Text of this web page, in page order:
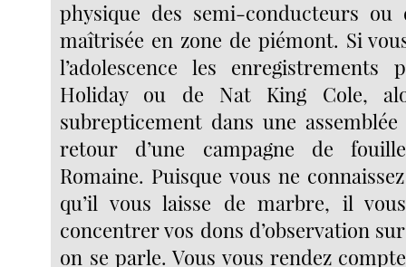
physique des semi-conducteurs ou
maîtrisée en zone de piémont. Si
l’adolescence les
Holiday ou de Nat King Cole,
subrepticement dans une
retour d’une campagne de
Romaine. Puisque vous ne
qu’il vous laisse de marbre, il
concentrer vos dons d’observation
on se parle. Vous vous rendez